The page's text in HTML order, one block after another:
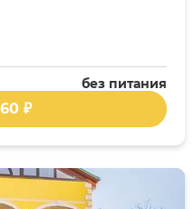
без питания
₽